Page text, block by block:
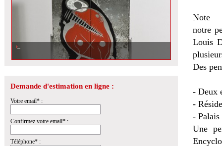
Demande d'estimation en ligne :
Votre email* :
Confirmez votre email* :
Téléphone* :
Note
notre
Louis
Des
- Deux
-
-
Une